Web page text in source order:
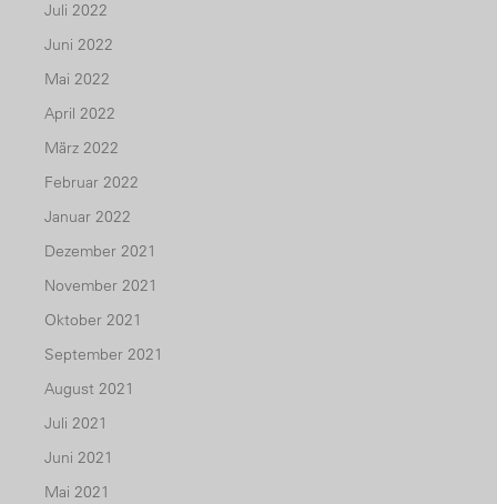
Juli 2022
Juni 2022
Mai 2022
April 2022
März 2022
Februar 2022
Januar 2022
Dezember 2021
November 2021
Oktober 2021
September 2021
August 2021
Juli 2021
Juni 2021
Mai 2021